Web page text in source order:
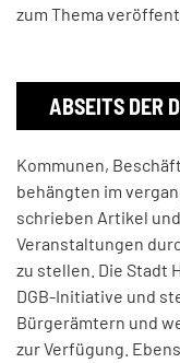
zum Thema
ABSEITS DER
Kommunen,
behängten im
schrieben Artikel
Veranstaltungen
zu stellen. Die Stadt
DGB-Initiative und
Bürgerämtern und
zur Verfügung.